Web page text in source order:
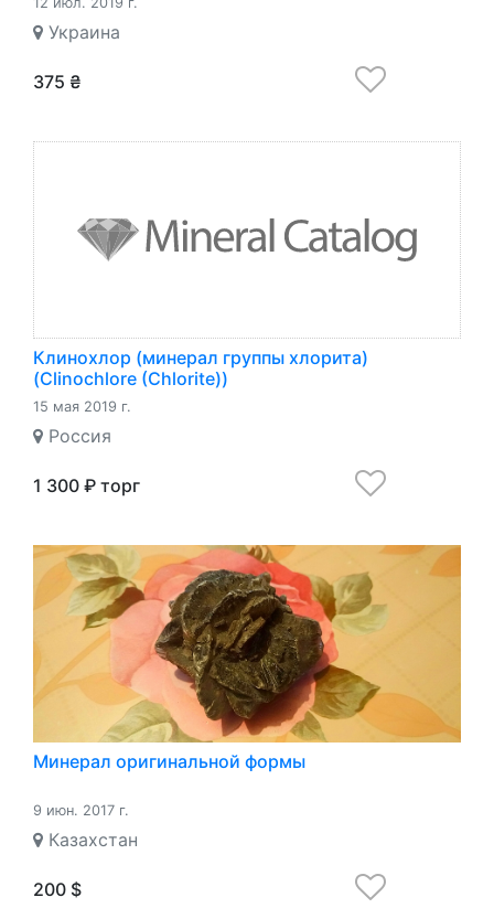
Украина
375 ₴
Клинохлор (минерал группы хлорита)
(Clinochlore (Chlorite))
15 мая 2019 г.
Россия
1 300 ₽ торг
Минерал оригинальной формы
9 июн. 2017 г.
Казахстан
200 $